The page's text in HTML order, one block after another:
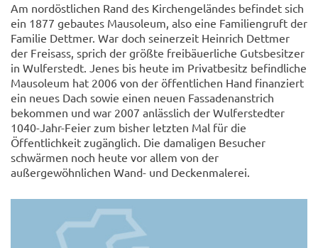
Am nordöstlichen Rand des Kirchengeländes befindet sich
ein 1877 gebautes Mausoleum, also eine Familiengruft der
Familie Dettmer. War doch seinerzeit Heinrich Dettmer
der Freisass, sprich der größte freibäuerliche Gutsbesitzer
in Wulferstedt. Jenes bis heute im Privatbesitz befindliche
Mausoleum hat 2006 von der öffentlichen Hand finanziert
ein neues Dach sowie einen neuen Fassadenanstrich
bekommen und war 2007 anlässlich der Wulferstedter
1040-Jahr-Feier zum bisher letzten Mal für die
Öffentlichkeit zugänglich. Die damaligen Besucher
schwärmen noch heute vor allem von der
außergewöhnlichen Wand- und Deckenmalerei.